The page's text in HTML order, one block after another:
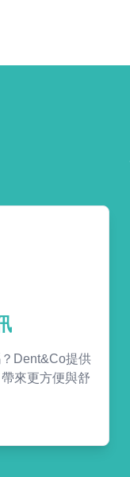
Dent&Co提供
來更方便與舒